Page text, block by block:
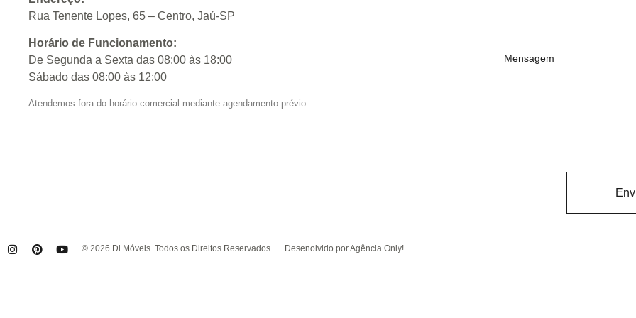
Rua Tenente Lopes, 65 – Centro, Jaú-SP
Horário de Funcionamento:
De Segunda a Sexta das 08:00 às 18:00
Sábado das 08:00 às 12:00
Atendemos fora do horário comercial mediante agendamento prévio.
Mensagem
© 2026 Di Móveis. Todos os Direitos Reservados Desenolvido por Agência Only!